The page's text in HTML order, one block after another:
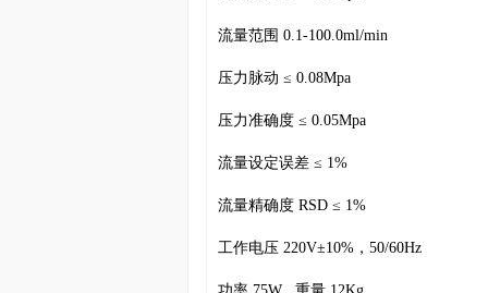
流量范围 0.1-100.0ml/min
压力脉动 ≤ 0.08Mpa
压力准确度 ≤ 0.05Mpa
流量设定误差 ≤ 1%
流量精确度 RSD ≤ 1%
工作电压 220V±10%，50/60Hz